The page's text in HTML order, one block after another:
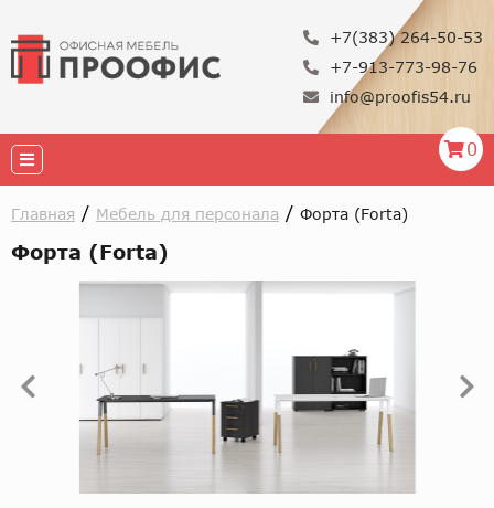
+7(383) 264-50-53
+7-913-773-98-76
info@proofis54.ru
0
Главная / Мебель для персонала / Форта (Forta)
Форта (Forta)